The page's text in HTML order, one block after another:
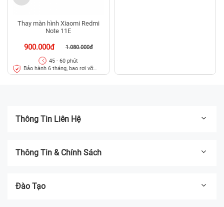
Thay màn hình Xiaomi Redmi
Note 11E
900.000đ 1.080.000đ
45 - 60 phút
Bảo hành 6 tháng, bao rơi vỡ
kính
Thông Tin Liên Hệ
Thông Tin & Chính Sách
Đào Tạo